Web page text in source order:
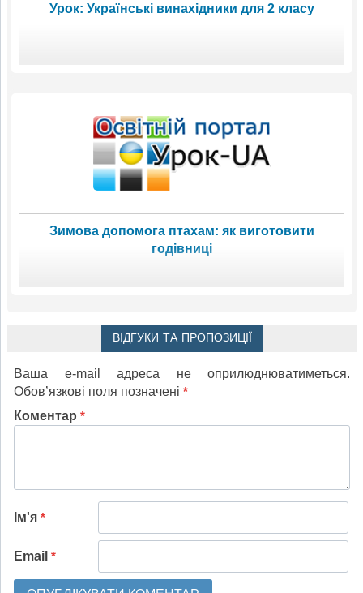
Урок: Українські винахідники для 2 класу
Зимова допомога птахам: як виготовити
годівниці
ВІДГУКИ ТА ПРОПОЗИЦІЇ
Ваша e-mail адреса не оприлюднюватиметься.
Обов’язкові поля позначені *
Коментар *
Ім'я *
Email *